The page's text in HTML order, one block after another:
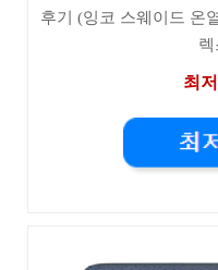
후기 (잉코 스웨이드 온
최